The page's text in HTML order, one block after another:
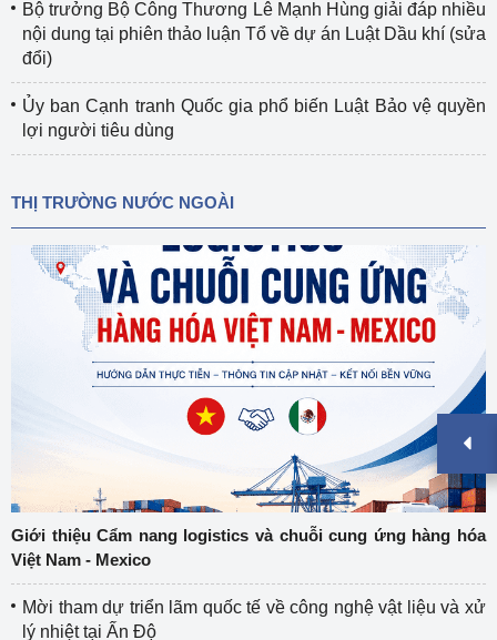
Bộ trưởng Bộ Công Thương Lê Mạnh Hùng giải đáp nhiều
nội dung tại phiên thảo luận Tổ về dự án Luật Dầu khí (sửa
đổi)
Ủy ban Cạnh tranh Quốc gia phổ biến Luật Bảo vệ quyền
lợi người tiêu dùng
THỊ TRƯỜNG NƯỚC NGOÀI
Giới thiệu Cẩm nang logistics và chuỗi cung ứng hàng hóa
Việt Nam - Mexico
Mời tham dự triển lãm quốc tế về công nghệ vật liệu và xử
lý nhiệt tại Ấn Độ